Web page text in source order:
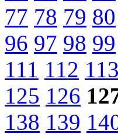
77 78 79 80
96 97 98 99
111 112 113
125 126
138 139